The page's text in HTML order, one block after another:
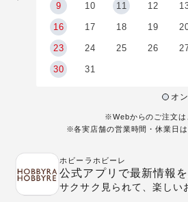
9 10 11 12
16 17 18 19
23 24 25 26
30 31
オ
※Webからのご注文は
※各実店舗の営業時間・休業日は
ホビーラホビーレ
公式アプリで最新情報を
サクサク見られて、楽しい